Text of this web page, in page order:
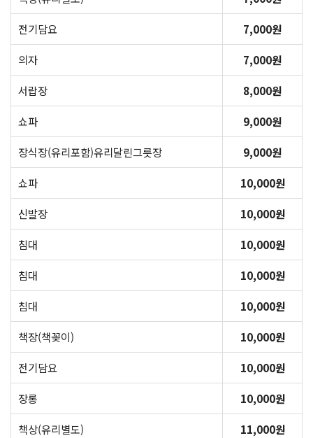
전기담요
7,000원
의자
7,000원
서랍장
8,000원
쇼파
9,000원
장식장(유리포함)유리달린그릇장
9,000원
쇼파
10,000원
신발장
10,000원
침대
10,000원
침대
10,000원
침대
10,000원
책장(책꽂이)
10,000원
전기담요
10,000원
장롱
10,000원
책상(유리별도)
11,000원